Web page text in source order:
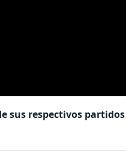
respectivos partidos